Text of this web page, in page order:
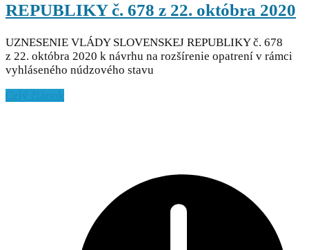
REPUBLIKY č. 678 z 22. októbra 2020
UZNESENIE VLÁDY SLOVENSKEJ REPUBLIKY č. 678
z 22. októbra 2020 k návrhu na rozšírenie opatrení v rámci
vyhláseného núdzového stavu